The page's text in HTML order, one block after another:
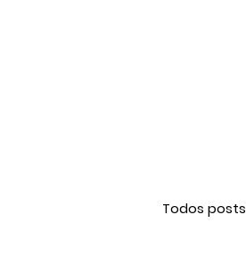
Todos posts